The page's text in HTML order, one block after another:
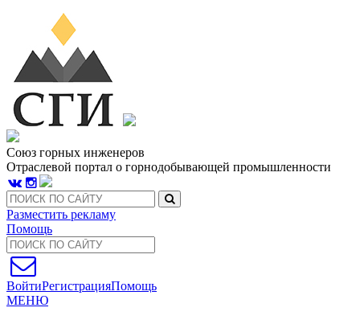
Союз горных инженеров
Отраслевой портал о горнодобывающей промышленности
Разместить рекламу
Помощь
ВойтиРегистрацияПомощь
МЕНЮ